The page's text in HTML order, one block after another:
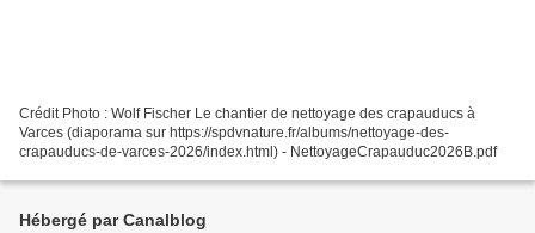
Crédit Photo : Wolf Fischer Le chantier de nettoyage des crapauducs à
Varces (diaporama sur https://spdvnature.fr/albums/nettoyage-des-
crapauducs-de-varces-2026/index.html) - NettoyageCrapauduc2026B.pdf
Hébergé par Canalblog